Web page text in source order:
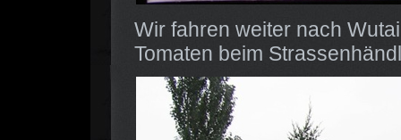
Wir fahren weiter nach
Tomaten beim